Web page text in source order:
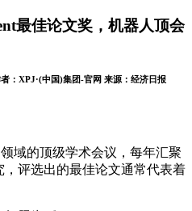
最佳论文奖，机器人顶会
： XPJ·(中国)集团-官网 来源： 经济日报
的顶级学术会议，每年汇聚
评选出的最佳论文通常代表着